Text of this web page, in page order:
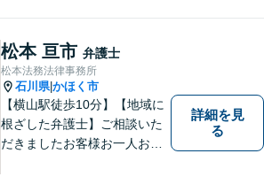
松本 亘市 弁護士
松本法務法律事務所
石川県|かほく市
【横山駅徒歩10分】【地域に
根ざした弁護士】ご相談いた
だきましたお客様お一人お一
詳細を見
る